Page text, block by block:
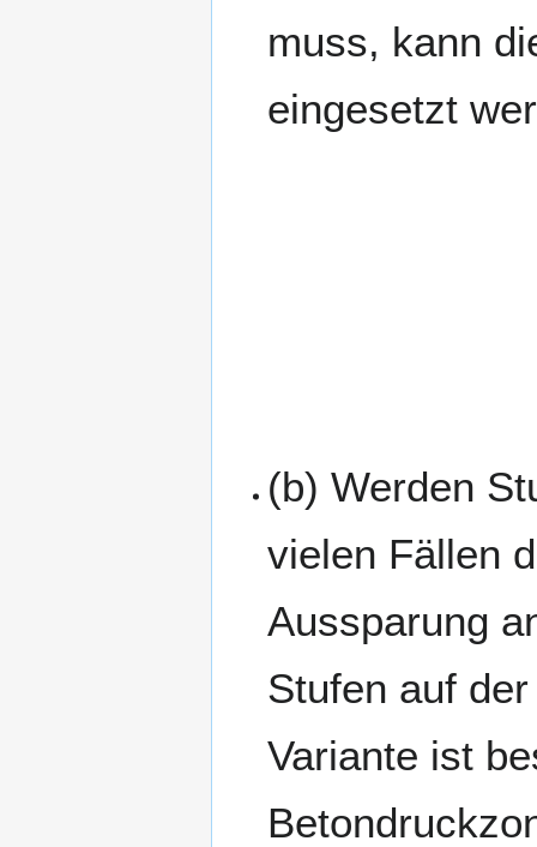
muss, kann
eingesetzt
(b) Werden
vielen Fällen
Aussparung
Stufen auf
Variante ist